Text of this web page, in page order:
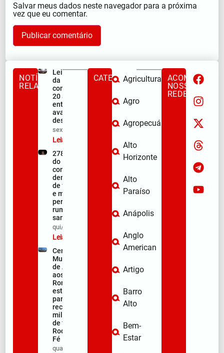
Salvar meus dados neste navegador para a próxima
vez que eu comentar.
NOTÍCIAS
RELACIONADAS
Lei Maria
da Penha
completa
20 anos
entre
avanços e
desafios
sex/08/2026
Leia mais »
278ª Romaria
do Muquém
começa com
demonstração
de fé, emoção
e milhares de
peregrinos
rumo ao
santuário
qui/08/2026
Leia mais »
Centro
Municipal
de Apoio
aos
Romeiros
está pronto
para
receber
milhares
de fiéis na
Rodovia da
Fé
qua/08/2026
CATEGORIASAgricultura
Agro
Agropecuária
Alto
Horizonte
Alto
Paraíso
Anápolis
Anglo
American
Artigo
Barro
Alto
Bem-
Estar
ACOMPANHE
NOSSAS
REDES